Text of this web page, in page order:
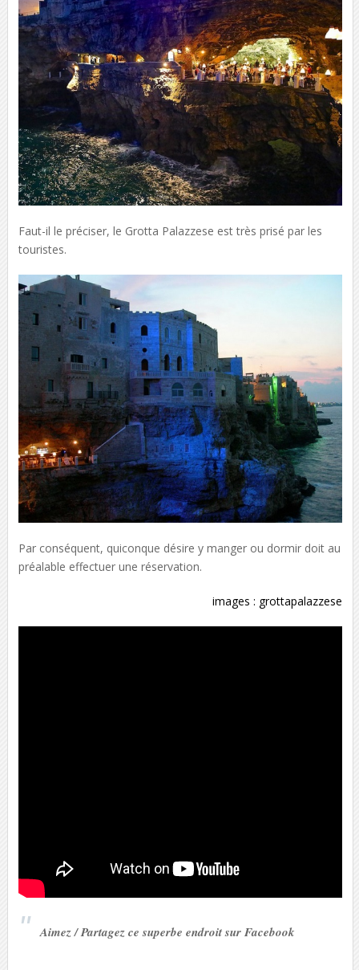
Faut-il le préciser, le Grotta Palazzese est très prisé par les
touristes.
Par conséquent, quiconque désire y manger ou dormir doit au
préalable effectuer une réservation.
images : grottapalazzese
Aimez / Partagez ce superbe endroit sur Facebook